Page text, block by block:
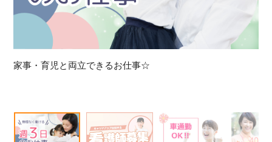
家事・育児と両立できるお仕事☆
17,033 件